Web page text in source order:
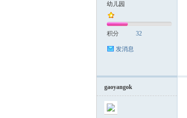
幼儿园
积分 32
发消息
gaoyangok